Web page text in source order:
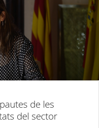
de les
del sector